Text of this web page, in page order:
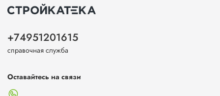
+74951201615
справочная служба
Оставайтесь на связи